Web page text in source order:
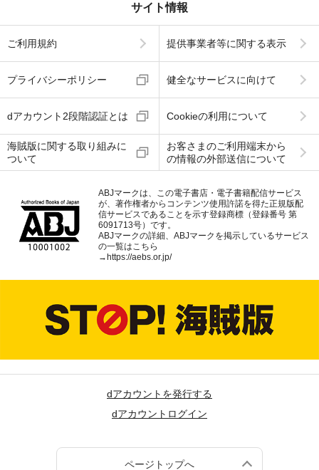
サイト情報
ご利用規約 提供事業者等に関する表示
プライバシーポリシー 健全なサービスに向けて
dアカウント2段階認証とは Cookieの利用について
海賊版に関する取り組みに
ついて
お客さまのご利用端末から
の情報の外部送信について
ABJマークは、この電子書店・電子書籍配信サービス
が、著作権者からコンテンツ使用許諾を得た正規版配
信サービスであることを示す登録商標（登録番号 第
6091713号）です。
ABJマークの詳細、ABJマークを掲示しているサービス
の一覧はこちら
→https://aebs.or.jp/
dアカウントを発行する
dアカウントログイン
ページトップへ